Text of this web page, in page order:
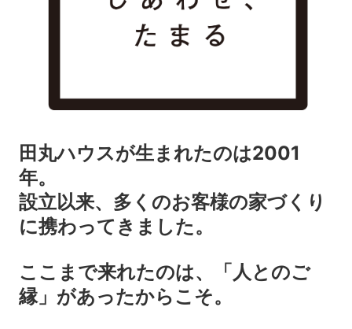
田丸ハウスが生まれたのは2001
年。
設立以来、多くのお客様の家づくり
に携わってきました。
ここまで来れたのは、「人とのご
縁」があったからこそ。